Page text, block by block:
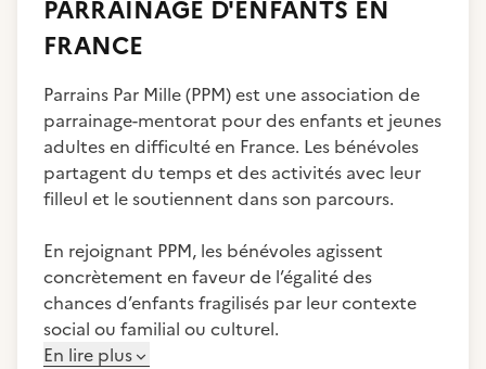
PARRAINAGE D'ENFANTS EN
FRANCE
Parrains Par Mille (PPM) est une association de
parrainage-mentorat pour des enfants et jeunes
adultes en difficulté en France. Les bénévoles
partagent du temps et des activités avec leur
filleul et le soutiennent dans son parcours.
En rejoignant PPM, les bénévoles agissent
concrètement en faveur de l’égalité des
chances d’enfants fragilisés par leur contexte
social ou familial ou culturel.
En lire plus